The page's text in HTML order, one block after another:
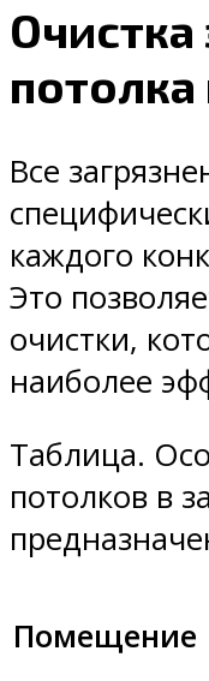
Очистка
Все
каждого
Это
очистки,
наиболее
Таблица.
потолков в
Помещение